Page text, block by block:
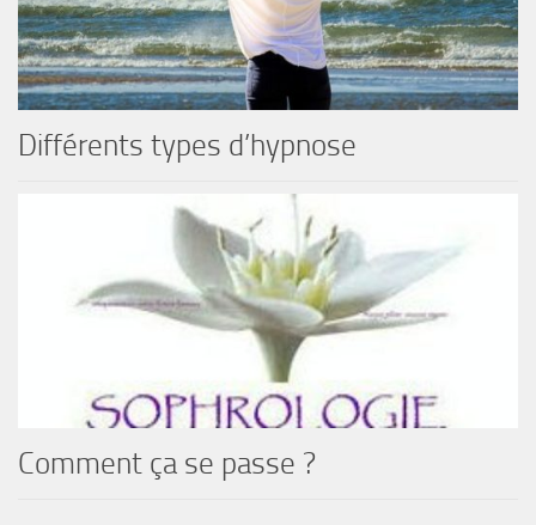
Différents types d’hypnose
Comment ça se passe ?